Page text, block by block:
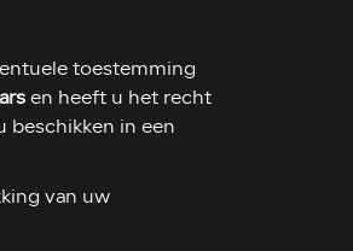
toestemming
en heeft u het recht
beschikken in een
van uw